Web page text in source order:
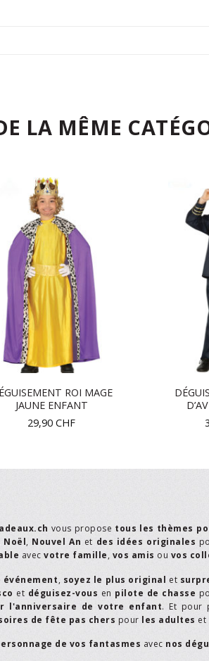
LA MÊME
ROI MAGE
JAUNE ENFANT
29,90 CHF
vous propose tous les thèmes
Noël, Nouvel An et des idées originales
avec votre famille, vos amis ou vos
, soyez le plus original et
et déguisez-vous en pilote de chasse
l'anniversaire de votre enfant. Et pour
de fête pas chers pour les adultes et
de vos fantasmes avec nos